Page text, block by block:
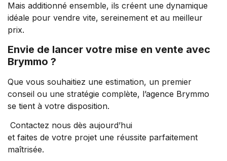
Mais additionné ensemble, ils créent une dynamique
idéale pour vendre vite, sereinement et au meilleur
prix.
Envie de lancer votre mise en vente avec
Brymmo ?
Que vous souhaitiez une estimation, un premier
conseil ou une stratégie complète, l’agence Brymmo
se tient à votre disposition.
Contactez nous dès aujourd’hui
et faites de votre projet une réussite parfaitement
maîtrisée.